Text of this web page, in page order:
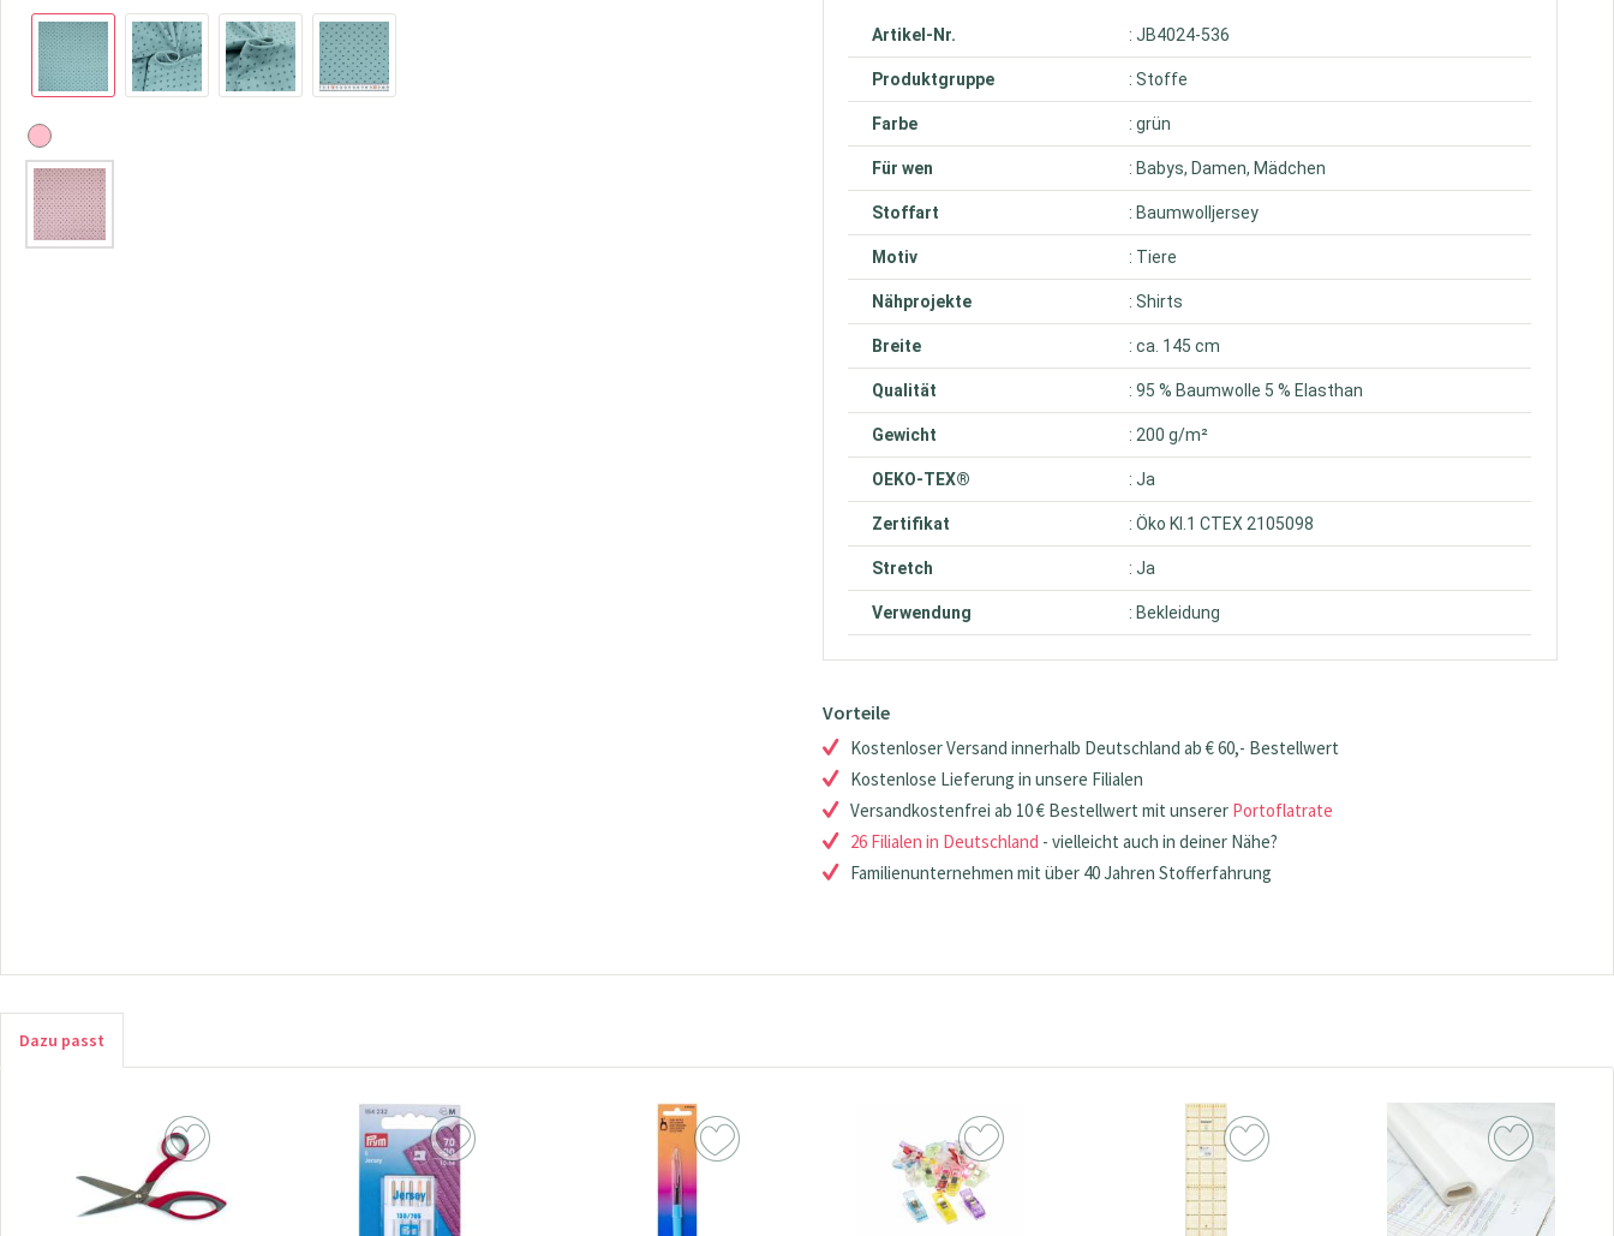
Artikel-Nr. : JB4024-536
Produktgruppe : Stoffe
Farbe : grün
Für wen : Babys, Damen, Mädchen
Stoffart : Baumwolljersey
Motiv : Tiere
Nähprojekte : Shirts
Breite : ca. 145 cm
Qualität : 95 % Baumwolle 5 % Elasthan
Gewicht : 200 g/m²
OEKO-TEX® : Ja
Zertifikat : Öko Kl.1 CTEX 2105098
Stretch : Ja
Verwendung : Bekleidung
Vorteile
Kostenloser Versand innerhalb Deutschland ab € 60,- Bestellwert
Kostenlose Lieferung in unsere Filialen
Versandkostenfrei ab 10 € Bestellwert mit unserer Portoflatrate
26 Filialen in Deutschland - vielleicht auch in deiner Nähe?
Familienunternehmen mit über 40 Jahren Stofferfahrung
Dazu passt